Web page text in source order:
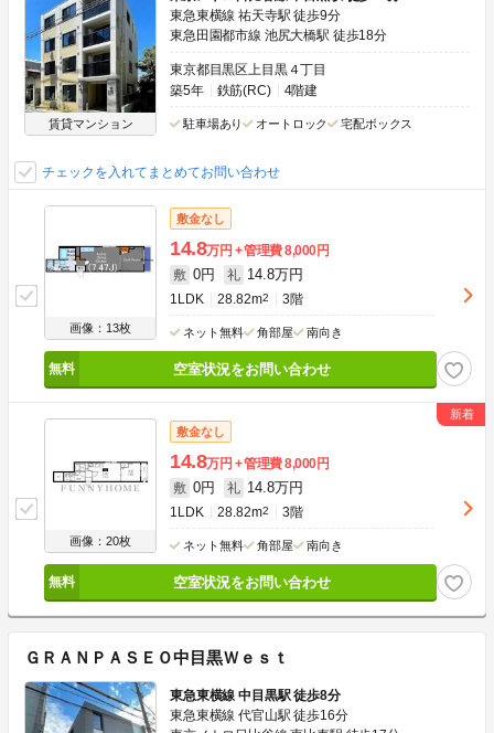
賃貸マンション
東急東横線 祐天寺駅 徒歩9分
東急田園都市線 池尻大橋駅 徒歩18分
東京都目黒区上目黒４丁目
築5年
鉄筋(RC) 4階建
駐車場あり オートロック 宅配ボックス
チェックを入れてまとめてお問い合わせ
画像：13枚
敷金なし
14.8万円 管理費8,000円
敷 0円 礼 14.8万円
1LDK 28.82m2 3階
ネット無料 角部屋 南向き
空室状況をお問い合わせ
画像：20枚
敷金なし
14.8万円 管理費8,000円
敷 0円 礼 14.8万円
1LDK 28.82m2 3階
ネット無料 角部屋 南向き
空室状況をお問い合わせ
ＧＲＡＮＰＡＳＥＯ中目黒Ｗｅｓｔ
東急東横線 中目黒駅 徒歩8分
東急東横線 代官山駅 徒歩16分